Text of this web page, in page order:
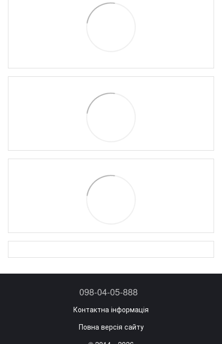
098-04-05-888
Контактна інформація
Повна версія сайту